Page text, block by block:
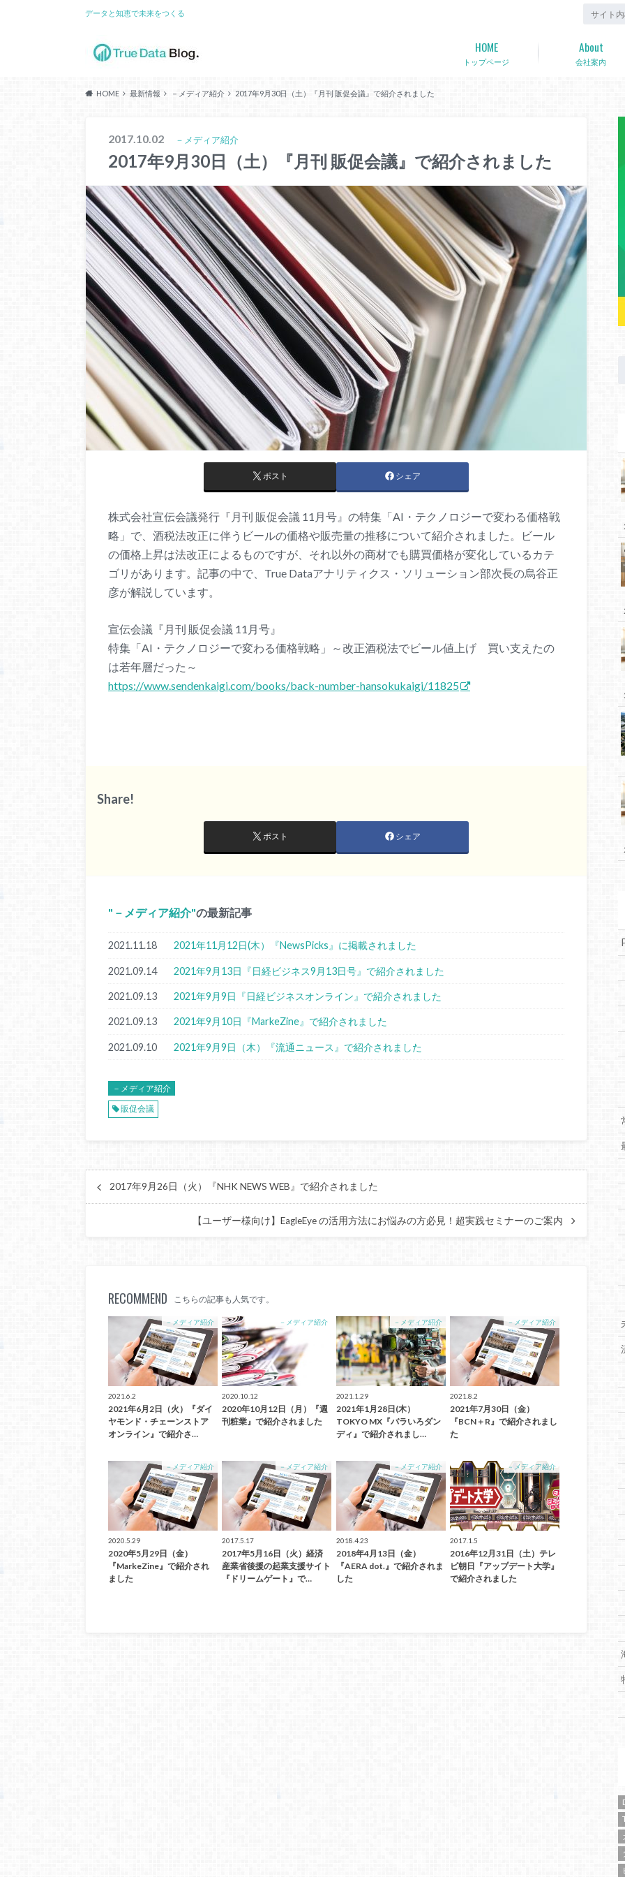
データと知恵で未来をつくる
トップページ
HOME
会社案内
About
HOME 最新情報 －メディア紹介 2017年9月30日（土）『月刊 販促会議』で紹介されました
2017.10.02 －メディア紹介
2017年9月30日（土）『月刊 販促会議』で紹介されました
ポスト シェア
株式会社宣伝会議発行『月刊 販促会議 11月号』の特集「AI・テクノロジーで変わる価格戦
略」で、酒税法改正に伴うビールの価格や販売量の推移について紹介されました。ビール
の価格上昇は法改正によるものですが、それ以外の商材でも購買価格が変化しているカテ
ゴリがあります。記事の中で、True Dataアナリティクス・ソリューション部次長の烏谷正
彦が解説しています。
宣伝会議『月刊 販促会議 11月号』
特集「AI・テクノロジーで変わる価格戦略」～改正酒税法でビール値上げ 買い支えたの
は若年層だった～
https://www.sendenkaigi.com/books/back-number-hansokukaigi/11825
Share!
ポスト シェア
－メディア紹介 の最新記事
2021.11.18 2021年11月12日(木）『NewsPicks』に掲載されました
2021.09.14 2021年9月13日『日経ビジネス9月13日号』で紹介されました
2021.09.13 2021年9月9日『日経ビジネスオンライン』で紹介されました
2021.09.13 2021年9月10日『MarkeZine』で紹介されました
2021.09.10 2021年9月9日（木）『流通ニュース』で紹介されました
－メディア紹介
販促会議
2017年9月26日（火）『NHK NEWS WEB』で紹介されました
【ユーザー様向け】EagleEye の活用方法にお悩みの方必見！超実践セミナーのご案内
RECOMMEND こちらの記事も人気です。
－メディア紹介
2021.6.2
2021年6月2日（火）『ダイ
ヤモンド・チェーンストア
オンライン』で紹介さ…
－メディア紹介
2020.10.12
2020年10月12日（月）『週
刊粧業』で紹介されました
－メディア紹介
2021.1.29
2021年1月28日(木）
TOKYO MX『バラいろダン
ディ』で紹介されまし…
－メディア紹介
2021.8.2
2021年7月30日（金）
『BCN＋R』で紹介されまし
た
－メディア紹介
2020.5.29
2020年5月29日（金）
『MarkeZine』で紹介され
ました
－メディア紹介
2017.5.17
2017年5月16日（火）経済
産業省後援の起業支援サイト
『ドリームゲート』で…
－メディア紹介
2018.4.23
2018年4月13日（金）
『AERA dot.』で紹介されま
した
－メディア紹介
2017.1.5
2016年12月31日（土）テレ
ビ朝日『アップデート大学』
で紹介されました